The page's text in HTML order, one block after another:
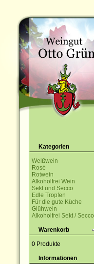
Kategorien
Weißwein
Rosé
Rotwein
Alkoholfrei Wein
Sekt und Secco
Edle Tropfen
Für die gute Küche
Glühwein
Alkoholfrei Sekt / Secco
Warenkorb
0 Produkte
Informationen